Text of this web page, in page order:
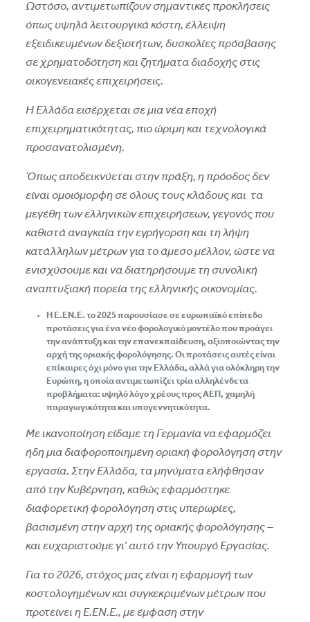
Ωστόσο, αντιμετωπίζουν σημαντικές προκλήσεις
όπως υψηλά λειτουργικά κόστη, έλλειψη
εξειδικευμένων δεξιοτήτων, δυσκολίες πρόσβασης
σε χρηματοδότηση και ζητήματα διαδοχής στις
οικογενειακές επιχειρήσεις.
Η Ελλάδα εισέρχεται σε μια νέα εποχή
επιχειρηματικότητας, πιο ώριμη και τεχνολογικά
προσανατολισμένη.
Όπως αποδεικνύεται στην πράξη, η πρόοδος δεν
είναι ομοιόμορφη σε όλους τους κλάδους και τα
μεγέθη των ελληνικών επιχειρήσεων, γεγονός που
καθιστά αναγκαία την εγρήγορση και τη λήψη
κατάλληλων μέτρων για το άμεσο μέλλον, ώστε να
ενισχύσουμε και να διατηρήσουμε τη συνολική
αναπτυξιακή πορεία της ελληνικής οικονομίας.
H Ε.EN.E. το 2025 παρουσίασε σε ευρωπαϊκό επίπεδο
προτάσεις για ένα νέο φορολογικό μοντέλο που προάγει
την ανάπτυξη και την επανεκπαίδευση, αξιοποιώντας την
αρχή της οριακής φορολόγησης. Οι προτάσεις αυτές είναι
επίκαιρες όχι μόνο για την Ελλάδα, αλλά για ολόκληρη την
Ευρώπη, η οποία αντιμετωπίζει τρία αλληλένδετα
προβλήματα: υψηλό λόγο χρέους προς ΑΕΠ, χαμηλή
παραγωγικότητα και υπογεννητικότητα.
Με ικανοποίηση είδαμε τη Γερμανία να εφαρμόζει
ήδη μια διαφοροποιημένη οριακή φορολόγηση στην
εργασία. Στην Ελλάδα, τα μηνύματα ελήφθησαν
από την Κυβέρνηση, καθώς εφαρμόστηκε
διαφορετική φορολόγηση στις υπερωρίες,
βασισμένη στην αρχή της οριακής φορολόγησης –
και ευχαριστούμε γι’ αυτό την Υπουργό Εργασίας.
Για το 2026, στόχος μας είναι η εφαρμογή των
κοστολογημένων και συγκεκριμένων μέτρων που
προτείνει η Ε.EN.E., με έμφαση στην